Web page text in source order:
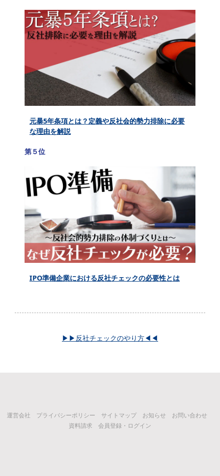
元暴5年条項とは？定義や反社会的勢力排除に必要
な理由を解説
第５位
IPO準備企業における反社チェックの必要性とは
▶▶反社チェックのやり方◀◀
運営会社 プライバシーポリシー サイトマップ お知らせ
お問い合わせ
資料請求
会員登録・ログイン